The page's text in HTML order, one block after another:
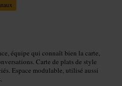
équipe qui connaît bien la carte,
Carte de plats de style
Espace modulable, utilisé aussi